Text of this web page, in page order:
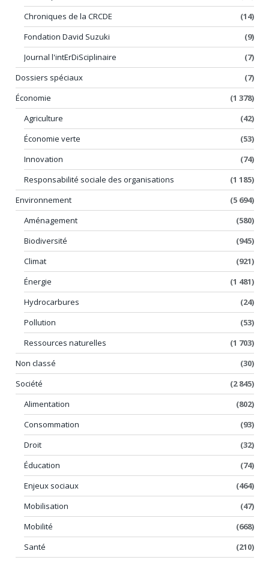
Chroniques de la CRCDE
(14)
Fondation David Suzuki
(9)
Journal l'intErDiSciplinaire
(7)
Dossiers spéciaux
(7)
Économie
(1 378)
Agriculture
(42)
Économie verte
(53)
Innovation
(74)
Responsabilité sociale des organisations
(1 185)
Environnement
(5 694)
Aménagement
(580)
Biodiversité
(945)
Climat
(921)
Énergie
(1 481)
Hydrocarbures
(24)
Pollution
(53)
Ressources naturelles
(1 703)
Non classé
(30)
Société
(2 845)
Alimentation
(802)
Consommation
(93)
Droit
(32)
Éducation
(74)
Enjeux sociaux
(464)
Mobilisation
(47)
Mobilité
(668)
Santé
(210)